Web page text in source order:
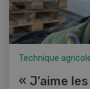
Technique
« J’aime